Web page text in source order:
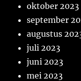
oktober 2023
september
augustus
juli 2023
juni 2023
mei 2023